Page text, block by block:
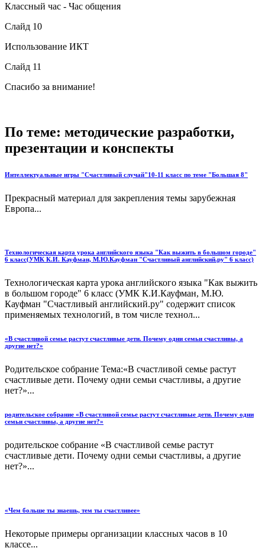
Классный час - Час общения
Слайд 10
Использование ИКТ
Слайд 11
Спасибо за внимание!
По теме: методические разработки,
презентации и конспекты
Интеллектуальные игры "Счастливый случай"10-11 класс по теме "Большая 8"
Прекрасный материал для закрепления темы зарубежная
Европа...
Технологическая карта урока английского языка "Как выжить в большом городе"
6 класс(УМК К.И. Кауфман, М.Ю.Кауфман "Счастливый английский.ру" 6 класс)
Технологическая карта урока английского языка "Как выжить
в большом городе" 6 класс (УМК К.И.Кауфман, М.Ю.
Кауфман "Счастливый английский.ру" содержит список
применяемых технологий, в том числе технол...
«В счастливой семье растут счастливые дети. Почему одни семьи счастливы, а
другие нет?»
Родительское собрание Тема:«В счастливой семье растут
счастливые дети. Почему одни семьи счастливы, а другие
нет?»...
родительское собрание «В счастливой семье растут счастливые дети. Почему одни
семьи счастливы, а другие нет?»
родительское собрание «В счастливой семье растут
счастливые дети. Почему одни семьи счастливы, а другие
нет?»...
«Чем больше ты знаешь, тем ты счастливее»
Некоторые примеры организации классных часов в 10
классе...